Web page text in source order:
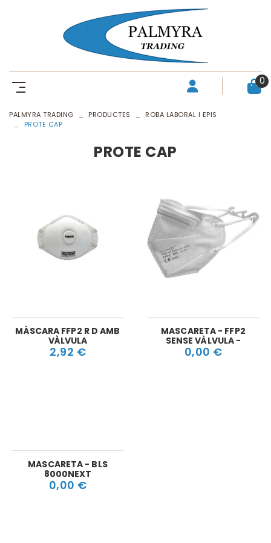
0
PALMYRA TRADING PRODUCTES
ROBA LABORAL I EPIS
PROTE CAP
PROTE CAP
MÀSCARA FFP2 R D AMB
VÀLVULA
2,92 €
MASCARETA - FFP2
SENSE VÀLVULA -
0,00 €
MASCARETA - BLS
8000NEXT
0,00 €